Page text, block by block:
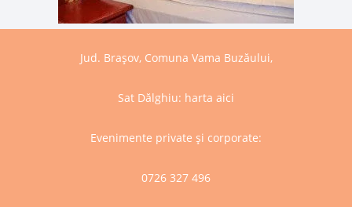
Jud. Brașov, Comuna Vama Buzăului,
Sat Dălghiu: harta aici
Evenimente private și corporate:
0726 327 496